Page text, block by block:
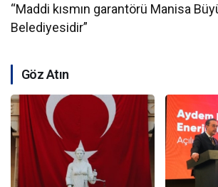
“Maddi kısmın garantörü Manisa
Belediyesidir”
Göz Atın